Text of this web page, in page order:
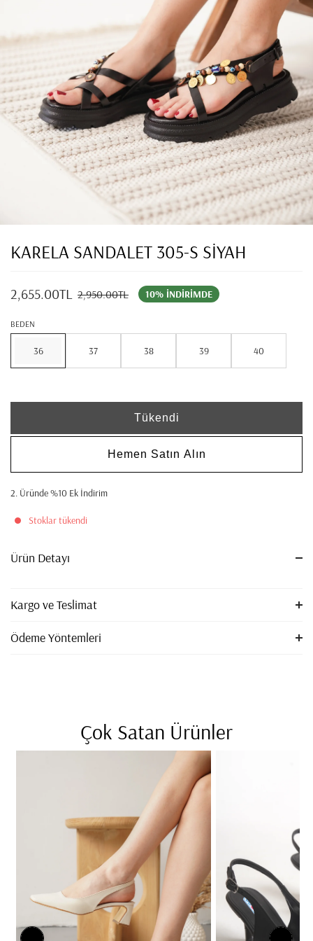
KARELA SANDALET 305-S SİYAH
2,655.00TL 2,950.00TL 10% İNDIRIMDE
BEDEN
36 37 38 39 40
Tükendi
Hemen Satın Alın
2. Üründe %10 Ek İndirim
Stoklar tükendi
Ürün Detayı
Kargo ve Teslimat
Ödeme Yöntemleri
Çok Satan Ürünler